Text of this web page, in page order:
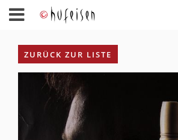
ZURÜCK ZUR LISTE